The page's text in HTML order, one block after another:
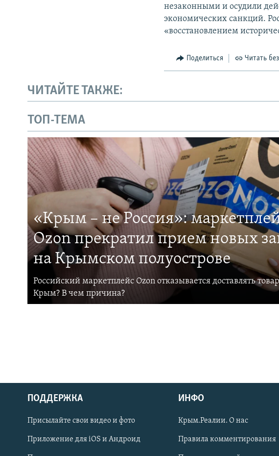
Українською
Qırımtatar
незаконными и осудили
экономических санкций.
«восстановлением
Поделиться Читать
ЧИТАЙТЕ ТАКЖЕ:
ТОП-ТЕМА
«Крым – не Россия»:
Ozon прекратил прием новых
на Крымском полуострове
Российский маркетплейс Ozon отказывается доставлять
Крым? В чем причина?
ПОДДЕРЖКА
Присылайте свои видео и фото
Приложение для iOS и Андроид
ИНФО
Крым.Реалии. О нас
Правила комментирования